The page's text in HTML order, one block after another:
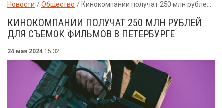
Новости Общество Кинокомпании получат 250 млн рублей для съемок фильмов в Петербурге
КИНОКОМПАНИИ ПОЛУЧАТ 250 МЛН РУБЛЕЙ
ДЛЯ СЪЕМОК ФИЛЬМОВ В ПЕТЕРБУРГЕ
24 мая 2024 15:32